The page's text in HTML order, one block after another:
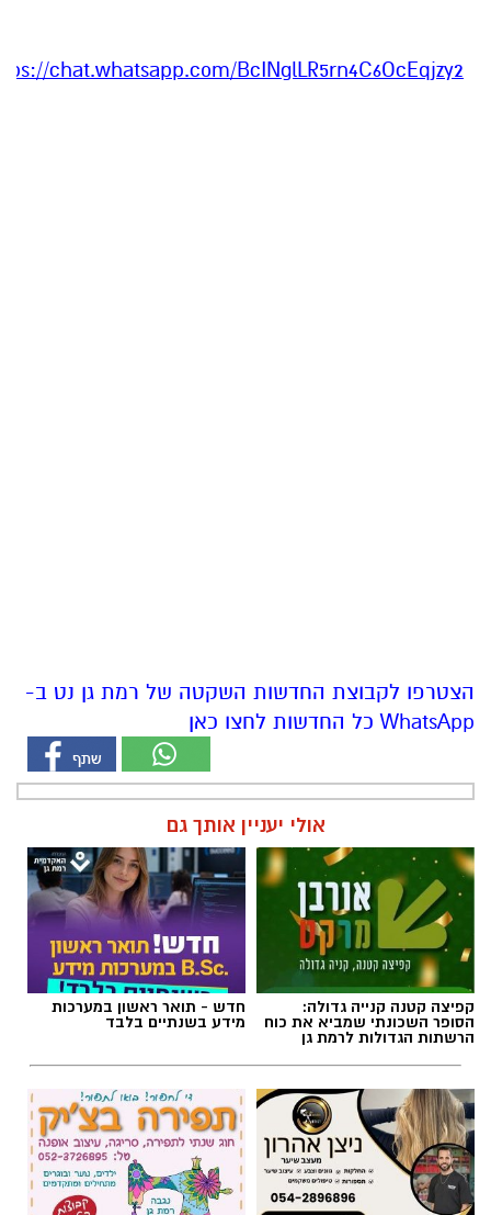
chat.whatsapp.com/BcINglLR5rn4C6OcEqjzy2
הצטרפו לקבוצת החדשות השקטה של רמת גן נט ב-
WhatsApp כל החדשות לחצו כאן
אולי יעניין אותך גם
קפיצה קטנה קנייה גדולה:
הסופר השכונתי שמביא את כוח
הרשתות הגדולות לרמת גן
חדש - תואר ראשון במערכות
מידע בשנתיים בלבד